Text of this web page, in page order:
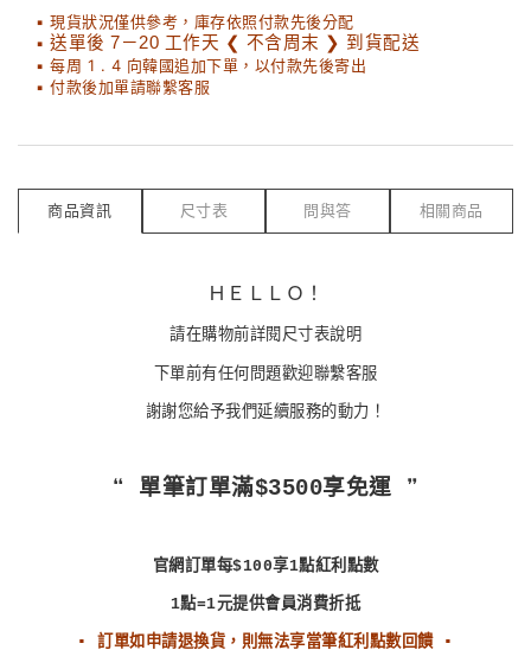
▪ 現貨狀況僅供參考，庫存依照付款先後分配
▪ 送單後 7－20 工作天 ❮ 不含周末 ❯ 到貨配送
▪ 每周 1 . 4 向韓國追加下單，以付款先後寄出
▪ 付款後加單請聯繫客服
商品資訊 尺寸表 問與答 相關商品
ＨＥＬＬＯ！
請在購物前詳閱尺寸表說明
下單前有任何問題歡迎聯繫客服
謝謝您給予我們延續服務的動力！
❝ 單筆訂單滿$3500享免運 ❞
官網訂單每$100享1點紅利點數
1點=1元提供會員消費折抵
▪ 訂單如申請退換貨，則無法享當筆紅利點數回饋 ▪